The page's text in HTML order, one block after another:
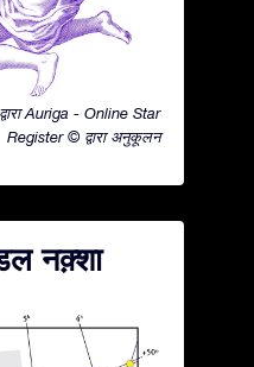
Auriga - Online Star
Register © द्वारा अनुकूलन
नक़्शा